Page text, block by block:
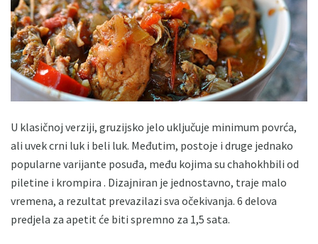
U klasičnoj verziji, gruzijsko jelo uključuje minimum povrća,
ali uvek crni luk i beli luk. Međutim, postoje i druge jednako
popularne varijante posuđa, među kojima su chahokhbili od
piletine i krompira . Dizajniran je jednostavno, traje malo
vremena, a rezultat prevazilazi sva očekivanja. 6 delova
predjela za apetit će biti spremno za 1,5 sata.